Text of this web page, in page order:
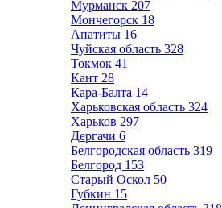
Мурманск 207
Мончегорск 18
Апатиты 16
Чуйская область 328
Токмок 41
Кант 28
Кара-Балта 14
Харьковская область 324
Харьков 297
Дергачи 6
Белгородская область 319
Белгород 153
Старый Оскол 50
Губкин 15